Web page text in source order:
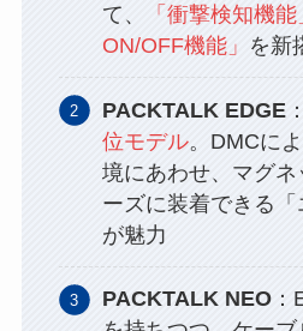
て、
「衝撃検知機能
ON/OFF機能」 を新
PACKTALK EDGE ：
位モデル。DMCに
境にあわせ、マグ
ーズに装着できる「
が魅力
PACKTALK NEO